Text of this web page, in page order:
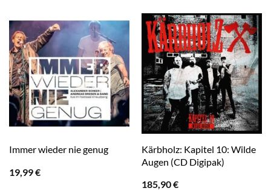
Immer wieder nie genug
19,99€
Kärbholz: Kapitel 10: Wilde
Augen (CD Digipak)
185,90€